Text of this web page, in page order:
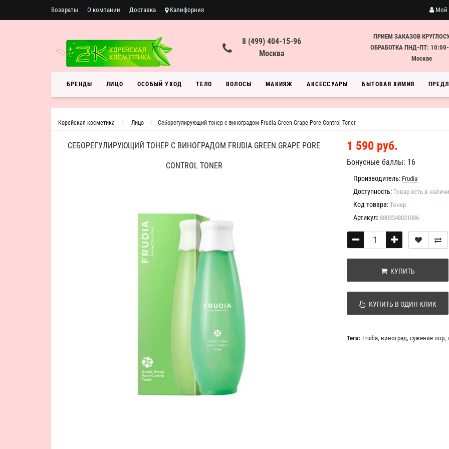
Возвраты О компании Доставка Калифорния Мой
8 (499) 404-15-96
Москва
ПРИЕМ ЗАКАЗОВ
ОБРАБОТКА ПНД-ПТ:
Москве
БРЕНДЫ ЛИЦО ОСОБЫЙ УХОД ТЕЛО ВОЛОСЫ МАКИЯЖ АКСЕССУАРЫ БЫТОВАЯ ХИМИЯ
Корейская косметика Лицо Себорегулирующий тонер с виноградом Frudia Green Grape Pore Control Toner
СЕБОРЕГУЛИРУЮЩИЙ ТОНЕР С ВИНОГРАДОМ FRUDIA GREEN GRAPE PORE
CONTROL TONER
1 590 руб.
Бонусные баллы: 16
Производитель: Frudia
Доступность: Товар есть в
Код товара: Тонер
Артикул: 8803348031086
КУПИТЬ
КУПИТЬ В ОДИН КЛИК
Теги: Frudia, виноград, сужение пор,